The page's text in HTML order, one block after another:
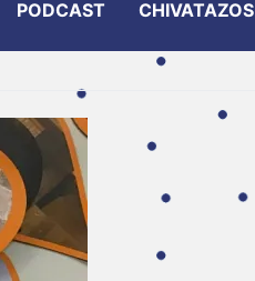
PODCAST CHIVATAZOS